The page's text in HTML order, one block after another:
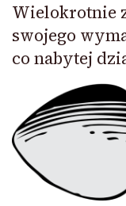
Wielokrotnie
swojego
co nabytej